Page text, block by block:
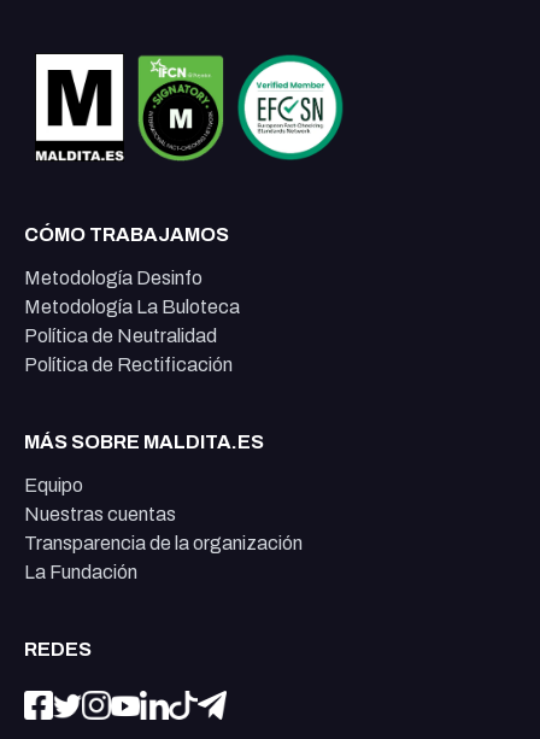
CÓMO TRABAJAMOS
Metodología Desinfo
Metodología La Buloteca
Política de Neutralidad
Política de Rectificación
MÁS SOBRE MALDITA.ES
Equipo
Nuestras cuentas
Transparencia de la organización
La Fundación
REDES